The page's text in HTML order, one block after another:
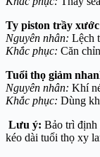
Ty piston trầy xước
Nguyên nhân: Lệch
Khắc phục: Căn
Tuổi thọ giảm
Nguyên nhân: Khí
Khắc phục: Dùng
Lưu ý: Bảo trì định
kéo dài tuổi thọ xy